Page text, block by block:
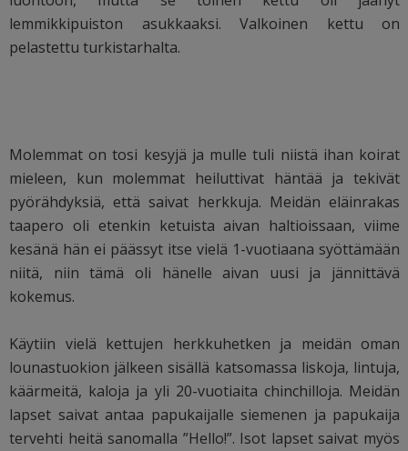
lemmikkipuiston asukkaaksi. Valkoinen kettu on
pelastettu turkistarhalta.
Molemmat on tosi kesyjä ja mulle tuli niistä ihan koirat
mieleen, kun molemmat heiluttivat häntää ja tekivät
pyörähdyksiä, että saivat herkkuja. Meidän eläinrakas
taapero oli etenkin ketuista aivan haltioissaan, viime
kesänä hän ei päässyt itse vielä 1-vuotiaana syöttämään
niitä, niin tämä oli hänelle aivan uusi ja jännittävä
kokemus.
Käytiin vielä kettujen herkkuhetken ja meidän oman
lounastuokion jälkeen sisällä katsomassa liskoja, lintuja,
käärmeitä, kaloja ja yli 20-vuotiaita chinchilloja. Meidän
lapset saivat antaa papukaijalle siemenen ja papukaija
tervehti heitä sanomalla ”Hello!”. Isot lapset saivat myös